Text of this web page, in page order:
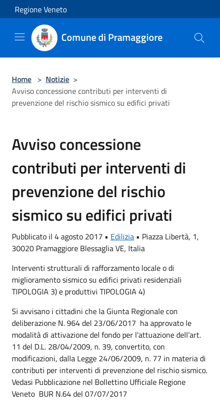
Salta al contenuto principale
Regione Veneto
Comune di Pramaggiore
Home > Notizie >
Avviso concessione contributi per interventi di
prevenzione del rischio sismico su edifici privati
Avviso concessione
contributi per interventi di
prevenzione del rischio
sismico su edifici privati
Pubblicato il 4 agosto 2017 • Edilizia • Piazza Libertà, 1,
30020 Pramaggiore Blessaglia VE, Italia
Interventi strutturali di rafforzamento locale o di
miglioramento sismico su edifici privati residenziali
TIPOLOGIA 3) e produttivi TIPOLOGIA 4)
Si avvisano i cittadini che la Giunta Regionale con
deliberazione N. 964 del 23/06/2017 ha approvato le
modalità di attivazione del fondo per l'attuazione dell’art.
11 del D.L. 28/04/2009, n. 39, convertito, con
modificazioni, dalla Legge 24/06/2009, n. 77 in materia di
contributi per interventi di prevenzione del rischio sismico.
Vedasi Pubblicazione nel Bollettino Ufficiale Regione
Veneto BUR N.64 del 07/07/2017